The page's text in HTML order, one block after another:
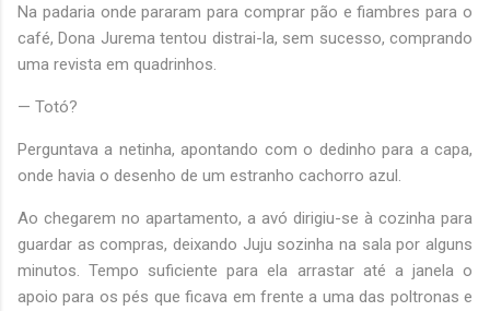
Na padaria onde pararam para comprar pão e fiambres para o
café, Dona Jurema tentou distrai-la, sem sucesso, comprando
uma revista em quadrinhos.
— Totó?
Perguntava a netinha, apontando com o dedinho para a capa,
onde havia o desenho de um estranho cachorro azul.
Ao chegarem no apartamento, a avó dirigiu-se à cozinha para
guardar as compras, deixando Juju sozinha na sala por alguns
minutos. Tempo suficiente para ela arrastar até a janela o
apoio para os pés que ficava em frente a uma das poltronas e